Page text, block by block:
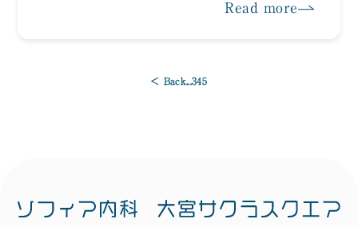
Read more
< Back...345